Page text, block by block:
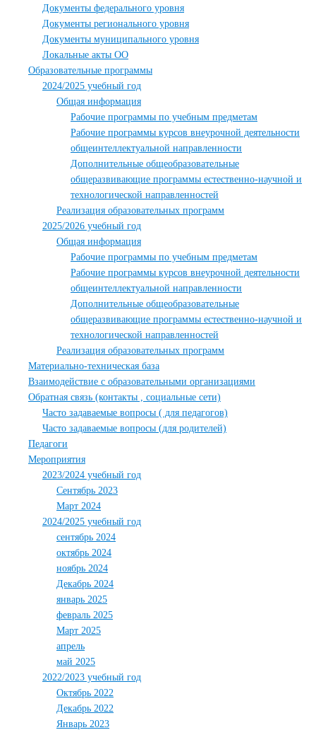
Документы федерального уровня
Документы регионального уровня
Документы муниципального уровня
Локальные акты ОО
Образовательные программы
2024/2025 учебный год
Общая информация
Рабочие программы по учебным предметам
Рабочие программы курсов внеурочной деятельности
общеинтеллектуальной направленности
Дополнительные общеобразовательные
общеразвивающие программы естественно-научной и
технологической направленностей
Реализация образовательных программ
2025/2026 учебный год
Общая информация
Рабочие программы по учебным предметам
Рабочие программы курсов внеурочной деятельности
общеинтеллектуальной направленности
Дополнительные общеобразовательные
общеразвивающие программы естественно-научной и
технологической направленностей
Реализация образовательных программ
Материально-техническая база
Взаимодействие с образовательными организациями
Обратная связь (контакты , социальные сети)
Часто задаваемые вопросы ( для педагогов)
Часто задаваемые вопросы (для родителей)
Педагоги
Мероприятия
2023/2024 учебный год
Сентябрь 2023
Март 2024
2024/2025 учебный год
сентябрь 2024
октябрь 2024
ноябрь 2024
Декабрь 2024
январь 2025
февраль 2025
Март 2025
апрель
май 2025
2022/2023 учебный год
Октябрь 2022
Декабрь 2022
Январь 2023